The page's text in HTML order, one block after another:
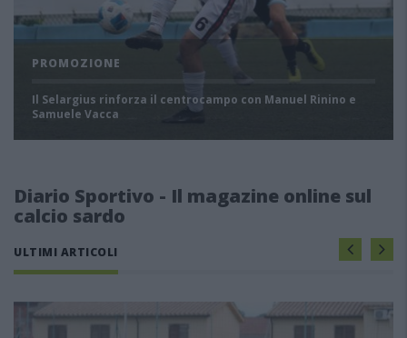
PROMOZIONE
Il Selargius rinforza il centrocampo con Manuel Rinino e
Samuele Vacca
Diario Sportivo - Il magazine online sul
calcio sardo
ULTIMI ARTICOLI